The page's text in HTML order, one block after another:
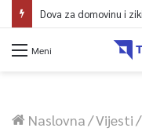
Meni
Naslovna/Vijesti/